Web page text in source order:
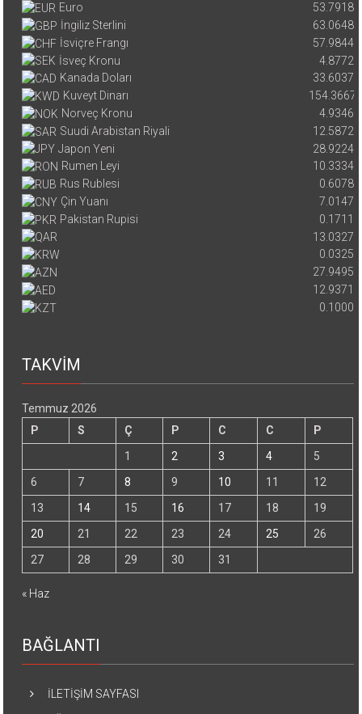
Euro
53.7918
İngiliz Sterlini
63.0648
İsviçre Frangı
57.9844
İsveç Kronu
4.8772
Kanada Doları
33.6037
Kuveyt Dinarı
154.3667
Norveç Kronu
4.9346
Suudi Arabistan Riyali
12.5872
Japon Yeni
28.9224
Rumen Leyi
10.3334
Rus Rublesi
0.6078
Çin Yuanı
7.0147
Pakistan Rupisi
0.1711
13.0327
0.0325
27.9495
12.9371
0.1000
TAKVİM
Temmuz 2026
P
S Ç P C C
P
1
2 3 4
5
6
7 8 9 10 11
12
13
14 15 16 17 18
19
20
21 22 23 24 25
26
27
28 29 30 31
« Haz
BAĞLANTI
İLETİŞİM SAYFASI